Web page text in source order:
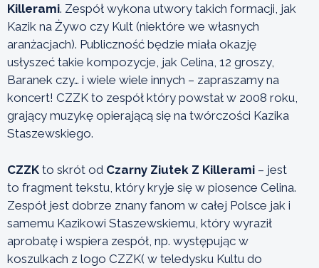
Killerami. Zespół wykona utwory takich formacji, jak
Kazik na Żywo czy Kult (niektóre we własnych
aranżacjach). Publiczność będzie miała okazję
usłyszeć takie kompozycje, jak Celina, 12 groszy,
Baranek czy… i wiele wiele innych – zapraszamy na
koncert! CZZK to zespół który powstał w 2008 roku,
grający muzykę opierającą się na twórczości Kazika
Staszewskiego.
CZZK to skrót od Czarny Ziutek Z Killerami – jest
to fragment tekstu, który kryje się w piosence Celina.
Zespół jest dobrze znany fanom w całej Polsce jak i
samemu Kazikowi Staszewskiemu, który wyraził
aprobatę i wspiera zespół, np. występując w
koszulkach z logo CZZK( w teledysku Kultu do